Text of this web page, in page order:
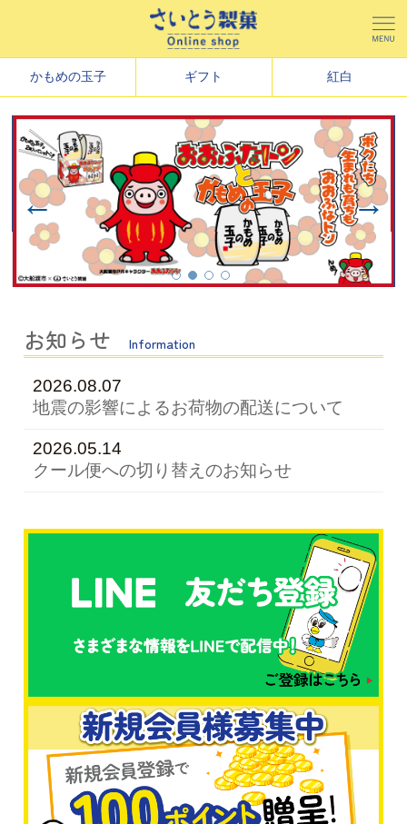
かもめの玉子 ギフト 紅白
→
←
お知らせ Information
2026.08.07
地震の影響によるお荷物の配送について
2026.05.14
クール便への切り替えのお知らせ